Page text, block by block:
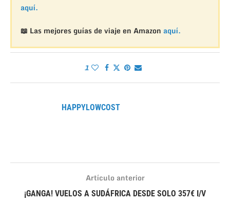
aquí.
📖 Las mejores guías de viaje en Amazon aquí.
1
HAPPYLOWCOST
Artículo anterior
¡GANGA! VUELOS A SUDÁFRICA DESDE SOLO 357€ I/V